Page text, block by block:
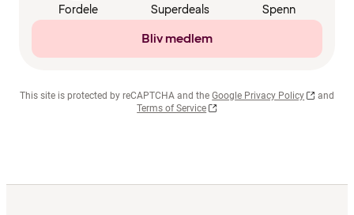
Fordele Superdeals Spenn
Bliv medlem
This site is protected by reCAPTCHA and the Google Privacy Policy
and
Terms of Service